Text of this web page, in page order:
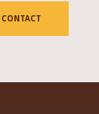
CONTACT